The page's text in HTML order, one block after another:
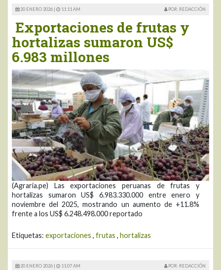
20 ENERO 2026 | 11:11 AM POR: REDACCIÓN
Exportaciones de frutas y
hortalizas sumaron US$
6.983 millones
(Agraria.pe) Las exportaciones peruanas de frutas y
hortalizas sumaron US$ 6.983.330.000 entre enero y
noviembre del 2025, mostrando un aumento de +11.8%
frente a los US$ 6.248.498.000 reportado
Etiquetas: exportaciones , frutas , hortalizas
20 ENERO 2026 | 11:07 AM POR: REDACCIÓN